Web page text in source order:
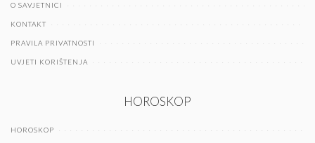
O SAVJETNICI
KONTAKT
PRAVILA PRIVATNOSTI
UVJETI KORIŠTENJA
HOROSKOP
HOROSKOP